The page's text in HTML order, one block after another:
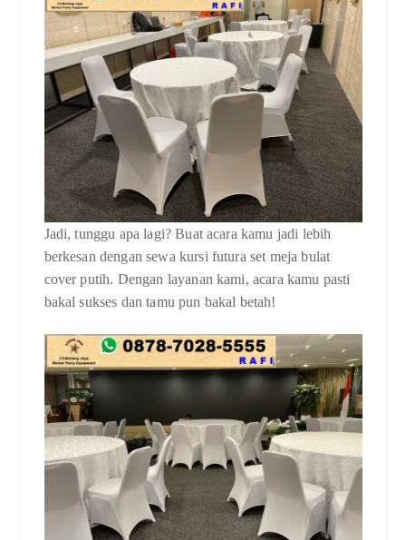
Jadi, tunggu apa lagi? Buat acara kamu jadi lebih
berkesan dengan sewa kursi futura set meja bulat
cover putih. Dengan layanan kami, acara kamu pasti
bakal sukses dan tamu pun bakal betah!